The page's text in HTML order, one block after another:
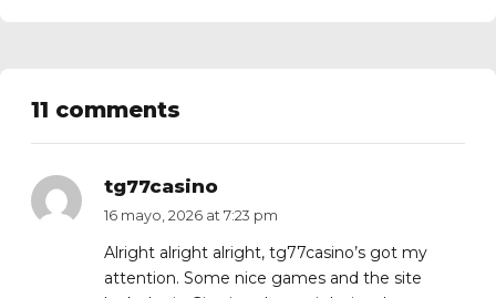
11 comments
tg77casino
16 mayo, 2026 at 7:23 pm
Alright alright alright, tg77casino’s got my
attention. Some nice games and the site